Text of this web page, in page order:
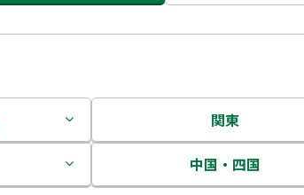
関東
茨城県
中国・四国